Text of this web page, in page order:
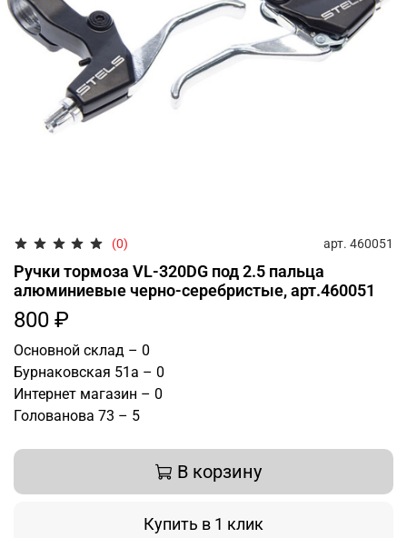
(0) арт. 460051
Ручки тормоза VL-320DG под 2.5 пальца
алюминиевые черно-серебристые, арт.460051
800 ₽
Основной склад – 0
Бурнаковская 51а – 0
Интернет магазин – 0
Голованова 73 – 5
В корзину
Купить в 1 клик